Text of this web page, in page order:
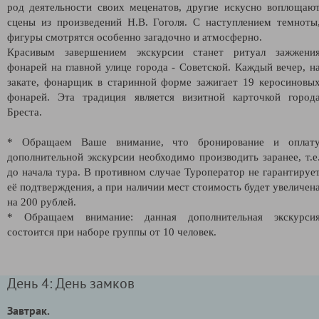
род деятельности своих меценатов, другие искусно
сцены из произведений Н.В. Гоголя. С наступлением
фигуры смотрятся особенно загадочно и атмосферно.
Красивым завершением экскурсии станет ритуал
фонарей на главной улице города - Советской. Каждый вечер,
закате, фонарщик в старинной форме зажигает 19
фонарей. Эта традиция является визитной карточкой
Бреста.
* Обращаем Ваше внимание, что бронирование и
дополнительной экскурсии необходимо производить заранее,
до начала тура. В противном случае Туроператор не
её подтверждения, а при наличии мест стоимость будет
на 200 рублей.
* Обращаем внимание: данная дополнительная
состоится при наборе группы от 10 человек.
День 4: День замков
Завтрак.